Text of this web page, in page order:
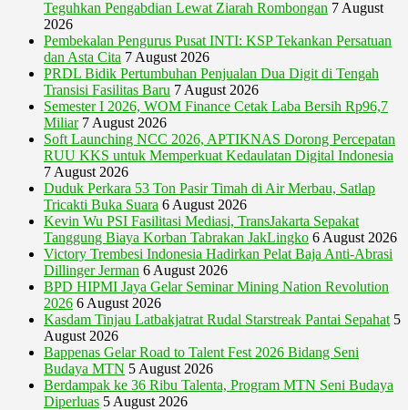
Teguhkan Pengabdian Lewat Ziarah Rombongan 7 August
2026
Pembekalan Pengurus Pusat INTI: KSP Tekankan Persatuan
dan Asta Cita 7 August 2026
PRDL Bidik Pertumbuhan Penjualan Dua Digit di Tengah
Transisi Fasilitas Baru 7 August 2026
Semester I 2026, WOM Finance Cetak Laba Bersih Rp96,7
Miliar 7 August 2026
Soft Launching NCC 2026, APTIKNAS Dorong Percepatan
RUU KKS untuk Memperkuat Kedaulatan Digital Indonesia
7 August 2026
Duduk Perkara 53 Ton Pasir Timah di Air Merbau, Satlap
Tricakti Buka Suara 6 August 2026
Kevin Wu PSI Fasilitasi Mediasi, TransJakarta Sepakat
Tanggung Biaya Korban Tabrakan JakLingko 6 August 2026
Victory Trembesi Indonesia Hadirkan Pelat Baja Anti-Abrasi
Dillinger Jerman 6 August 2026
BPD HIPMI Jaya Gelar Seminar Mining Nation Revolution
2026 6 August 2026
Kasdam Tinjau Latbakjatrat Rudal Starstreak Pantai Sepahat 5
August 2026
Bappenas Gelar Road to Talent Fest 2026 Bidang Seni
Budaya MTN 5 August 2026
Berdampak ke 36 Ribu Talenta, Program MTN Seni Budaya
Diperluas 5 August 2026